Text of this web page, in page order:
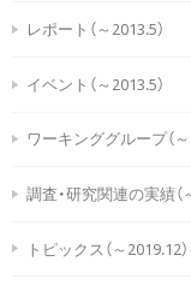
レポート（～2013.5）
イベント（～2013.5）
ワーキンググループ（～
調査・研究関連の実績（
トピックス（～2019.12）